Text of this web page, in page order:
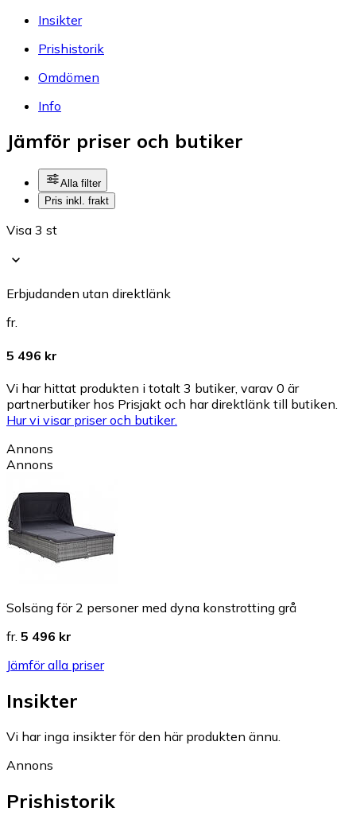
Insikter
Prishistorik
Omdömen
Info
Jämför priser och butiker
Alla filter
Pris inkl. frakt
Visa 3 st
Erbjudanden utan direktlänk
fr.
5 496 kr
Vi har hittat produkten i totalt 3 butiker, varav 0 är
partnerbutiker hos Prisjakt och har direktlänk till butiken.
Hur vi visar priser och butiker.
Annons
Annons
Solsäng för 2 personer med dyna konstrotting grå
fr. 5 496 kr
Jämför alla priser
Insikter
Vi har inga insikter för den här produkten ännu.
Annons
Prishistorik